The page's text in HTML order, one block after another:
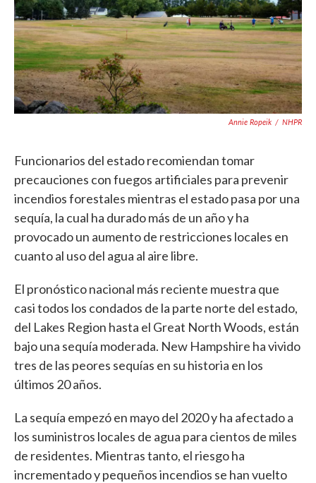
Annie Ropeik / NHPR
Funcionarios del estado recomiendan tomar
precauciones con fuegos artificiales para prevenir
incendios forestales mientras el estado pasa por una
sequía, la cual ha durado más de un año y ha
provocado un aumento de restricciones locales en
cuanto al uso del agua al aire libre.
El pronóstico nacional más reciente muestra que
casi todos los condados de la parte norte del estado,
del Lakes Region hasta el Great North Woods, están
bajo una sequía moderada. New Hampshire ha vivido
tres de las peores sequías en su historia en los
últimos 20 años.
La sequía empezó en mayo del 2020 y ha afectado a
los suministros locales de agua para cientos de miles
de residentes. Mientras tanto, el riesgo ha
incrementado y pequeños incendios se han vuelto